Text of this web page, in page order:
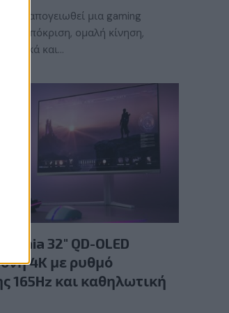
για να απογειωθεί μια gaming
απόκριση, ομαλή κίνηση,
και…
Evnia 32″ QD-OLED
4K με ρυθμό
165Hz και καθηλωτική